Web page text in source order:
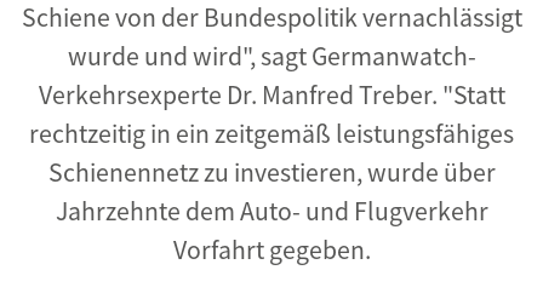
Schiene von der Bundespolitik vernachlässigt
wurde und wird", sagt Germanwatch-
Verkehrsexperte Dr. Manfred Treber. "Statt
rechtzeitig in ein zeitgemäß leistungsfähiges
Schienennetz zu investieren, wurde über
Jahrzehnte dem Auto- und Flugverkehr
Vorfahrt gegeben.